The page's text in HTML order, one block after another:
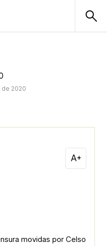
de 2020
movidas por Celso